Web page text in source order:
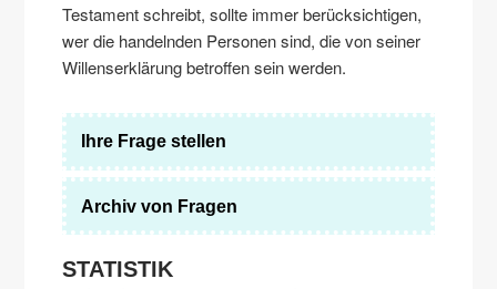
Testament schreibt, sollte immer berücksichtigen,
wer die handelnden Personen sind, die von seiner
Willenserklärung betroffen sein werden.
Ihre Frage stellen
Archiv von Fragen
STATISTIK